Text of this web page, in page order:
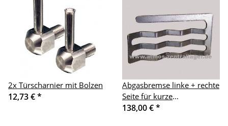
2x Türscharnier mit Bolzen
12,73 €*
Abgasbremse linke + rechte
Seite für kurze
Brennkammer
138,00 €*